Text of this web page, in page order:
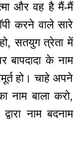
और वह है मैं-मैं
करने वाले सारे
सतयुग त्रेता में
बापदादा के नाम
हो। चाहे अपने
नाम बाला करो,
नाम बदनाम